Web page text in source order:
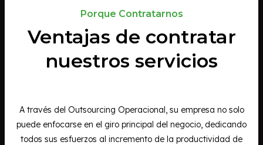
Porque Contratarnos
Ventajas de contratar
nuestros servicios
A través del Outsourcing Operacional, su empresa no solo
puede enfocarse en el giro principal del negocio, dedicando
todos sus esfuerzos al incremento de la productividad de